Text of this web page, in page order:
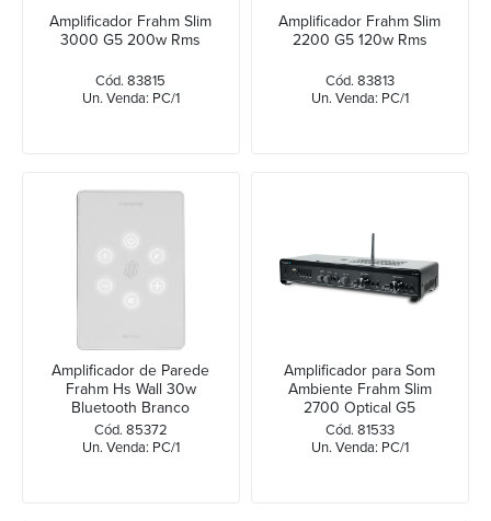
Amplificador Frahm Slim
3000 G5 200w Rms
Cód. 83815
Un. Venda: PC/1
Amplificador Frahm Slim
2200 G5 120w Rms
Cód. 83813
Un. Venda: PC/1
Amplificador de Parede
Frahm Hs Wall 30w
Bluetooth Branco
Cód. 85372
Un. Venda: PC/1
Amplificador para Som
Ambiente Frahm Slim
2700 Optical G5
Cód. 81533
Un. Venda: PC/1